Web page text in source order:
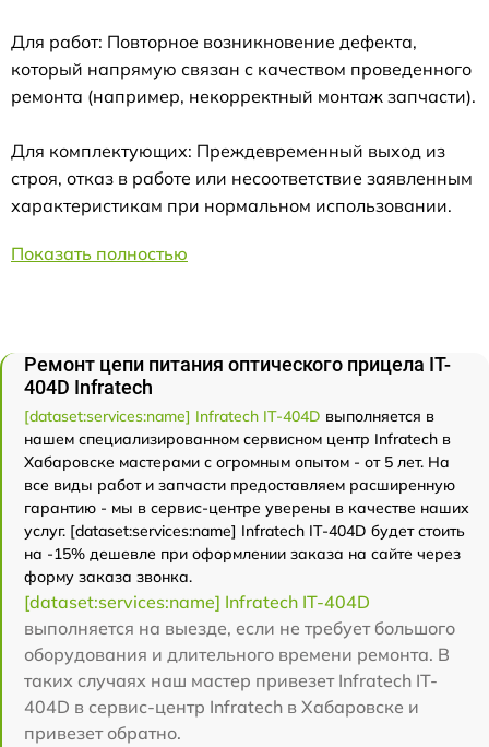
Для работ: Повторное возникновение дефекта,
который напрямую связан с качеством проведенного
ремонта (например, некорректный монтаж запчасти).
Для комплектующих: Преждевременный выход из
строя, отказ в работе или несоответствие заявленным
характеристикам при нормальном использовании.
Показать полностью
Ремонт цепи питания оптического прицела IT-
404D Infratech
[dataset:services:name] Infratech IT-404D выполняется в
нашем специализированном сервисном центр Infratech в
Хабаровске мастерами с огромным опытом - от 5 лет. На
все виды работ и запчасти предоставляем расширенную
гарантию - мы в сервис-центре уверены в качестве наших
услуг. [dataset:services:name] Infratech IT-404D будет стоить
на -15% дешевле при оформлении заказа на сайте через
форму заказа звонка.
[dataset:services:name] Infratech IT-404D
выполняется на выезде, если не требует большого
оборудования и длительного времени ремонта. В
таких случаях наш мастер привезет Infratech IT-
404D в сервис-центр Infratech в Хабаровске и
привезет обратно.